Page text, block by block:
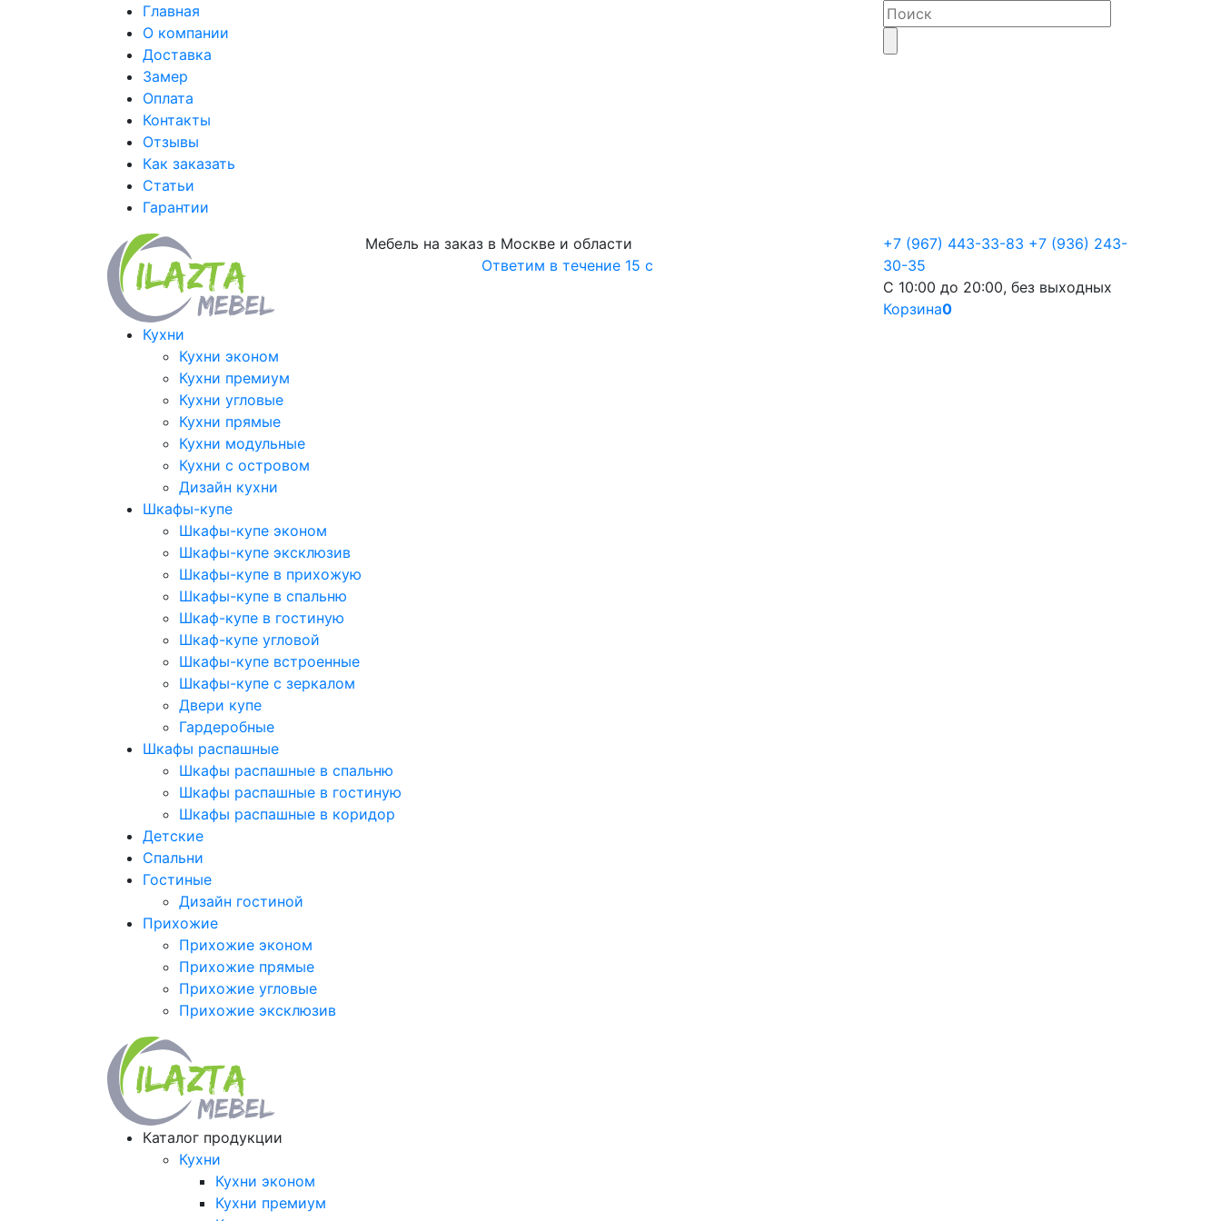
Главная
О компании
Доставка
Замер
Оплата
Контакты
Отзывы
Как заказать
Статьи
Гарантии
Мебель на заказ в Москве и области
Ответим в течение 15 с
+7 (967) 443-33-83 +7 (936) 243-
30-35
С 10:00 до 20:00, без выходных
Корзина0
Кухни
Кухни эконом
Кухни премиум
Кухни угловые
Кухни прямые
Кухни модульные
Кухни с островом
Дизайн кухни
Шкафы-купе
Шкафы-купе эконом
Шкафы-купе эксклюзив
Шкафы-купе в прихожую
Шкафы-купе в спальню
Шкаф-купе в гостиную
Шкаф-купе угловой
Шкафы-купе встроенные
Шкафы-купе с зеркалом
Двери купе
Гардеробные
Шкафы распашные
Шкафы распашные в спальню
Шкафы распашные в гостиную
Шкафы распашные в коридор
Детские
Спальни
Гостиные
Дизайн гостиной
Прихожие
Прихожие эконом
Прихожие прямые
Прихожие угловые
Прихожие эксклюзив
Каталог продукции
Кухни
Кухни эконом
Кухни премиум